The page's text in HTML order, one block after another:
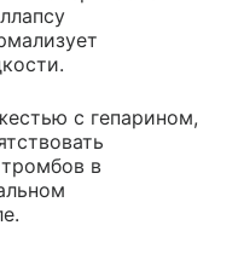
с гепарином,
в